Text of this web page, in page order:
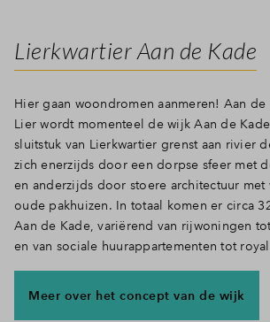
Lierkwartier Aan de Kade
Hier gaan woondromen aanmeren! Aan
Lier wordt momenteel de wijk Aan de
sluitstuk van Lierkwartier grenst aan rivier
zich enerzijds door een dorpse sfeer met
en anderzijds door stoere architectuur met
oude pakhuizen. In totaal komen er circa
Aan de Kade, variërend van rijwoningen
en van sociale huurappartementen tot
Meer over het concept van de wijk